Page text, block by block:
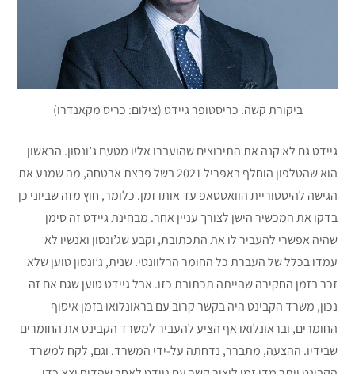
ביקורת קשה. כריסטופר גיידט (צילום: כריס מקאנדרו)
גיידט גם לא קנה את התירוצים שהועברו אליו מטעם ג’ונסון. הראשון
הוא שהטלפון הוחלף באפריל 2021 בשל פרצת אבטחה, מה שמנע את
הגישה להיסטוריית הוואטסאפ עד אותו זמן. כלומר, חוץ מזה שביוני כן
בדקו את המכשיר הישן לצורך עניין אחר. מבחינת גיידט זה סימן
שהיה אפשרי להעביר לו את התכתובת, וקבע שג’ונסון ואנשיו לא
עמדו בכלל של העברת כל החומר הרלוונטי. שנית, ג’ונסון טוען שלא
זכר בזמן החקירה שהייתה תכתובת כזו. אבל גיידט טוען שגם אם זה
נכון, משרד הקבינט היה בקשר קרוב עם בראונלואו בזמן איסוף
החומרים, ובראונלואו אף הציע להעביר למשרד הקבינט את החומרים
שבידיו. ההצעה, מתברר, נדחתה על-ידי המשרד. וגם, לקח למשרד